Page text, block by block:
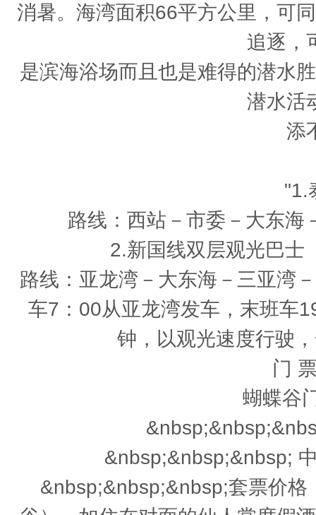
消暑。海湾面积66平方公里，可
追逐，
是滨海浴场而且也是难得的潜水
潜水活
添
"1.
路线：西站－市委－大东海
2.新国线双层观光巴士
路线：亚龙湾－大东海－三亚湾
车7：00从亚龙湾发车，末班车
钟，以观光速度行驶
门
蝴蝶谷
&nbsp;&nbsp;&nbsp;
&nbsp;&nbsp;&nbsp;套票价